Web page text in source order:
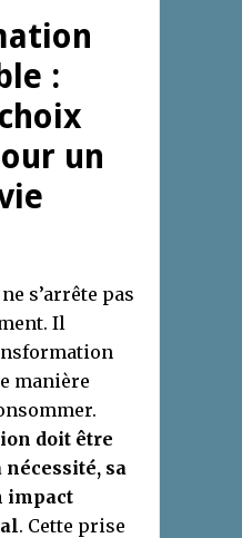
:
un
s’arrête pas
Il
manière
doit être
sa
impact
. Cette prise